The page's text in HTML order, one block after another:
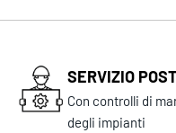
SERVIZIO
Con controlli di
degli impianti